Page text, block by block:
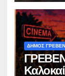
ΔΗΜΟΣ